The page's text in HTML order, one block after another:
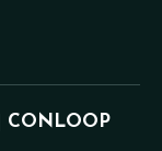
CONLOOP